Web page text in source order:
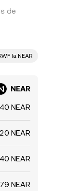
de
la NEAR
NEAR
NEAR
NEAR
NEAR
NEAR